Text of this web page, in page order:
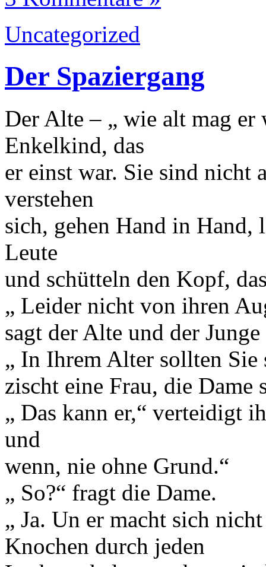
Uncategorized
Der Spaziergang
Der Alte – „ wie alt mag
Enkelkind, das
er einst war. Sie sind nicht
verstehen
sich, gehen Hand in Hand,
Leute
und schütteln den Kopf,
„ Leider nicht von ihren
sagt der Alte und der
„ In Ihrem Alter sollten Sie
zischt eine Frau, die Dame
„ Das kann er,“ verteidigt
und
wenn, nie ohne Grund.“
„ So?“ fragt die Dame.
„ Ja. Un er macht sich
Knochen durch jeden